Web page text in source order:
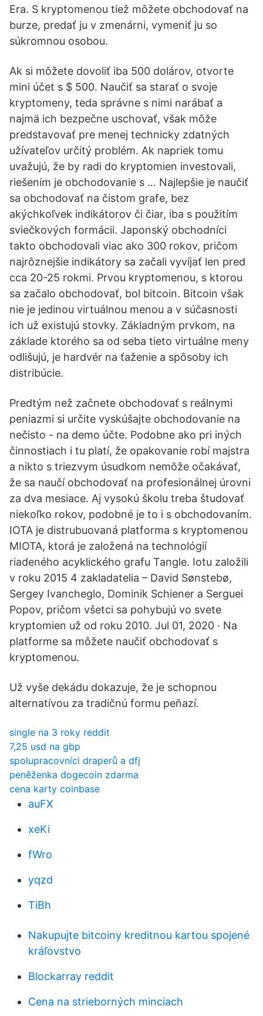
Era. S kryptomenou tiež môžete obchodovať na
burze, predať ju v zmenárni, vymeniť ju so
súkromnou osobou.
Ak si môžete dovoliť iba 500 dolárov, otvorte
mini účet s $ 500. Naučiť sa starať o svoje
kryptomeny, teda správne s nimi narábať a
najmä ich bezpečne uschovať, však môže
predstavovať pre menej technicky zdatných
užívateľov určitý problém. Ak napriek tomu
uvažujú, že by radi do kryptomien investovali,
riešením je obchodovanie s … Najlepšie je naučiť
sa obchodovať na čistom grafe, bez
akýchkoľvek indikátorov či čiar, iba s použitím
sviečkových formácii. Japonský obchodníci
takto obchodovali viac ako 300 rokov, pričom
najrôznejšie indikátory sa začali vyvíjať len pred
cca 20-25 rokmi. Prvou kryptomenou, s ktorou
sa začalo obchodovať, bol bitcoin. Bitcoin však
nie je jedinou virtuálnou menou a v súčasnosti
ich už existujú stovky. Základným prvkom, na
základe ktorého sa od seba tieto virtuálne meny
odlišujú, je hardvér na ťaženie a spôsoby ich
distribúcie.
Predtým než začnete obchodovať s reálnymi
peniazmi si určite vyskúšajte obchodovanie na
nečisto - na demo účte. Podobne ako pri iných
činnostiach i tu platí, že opakovanie robí majstra
a nikto s triezvym úsudkom nemôže očakávať,
že sa naučí obchodovať na profesionálnej úrovni
za dva mesiace. Aj vysokú školu treba študovať
niekoľko rokov, podobné je to i s obchodovaním.
IOTA je distrubuovaná platforma s kryptomenou
MIOTA, ktorá je založená na technológií
riadeného acyklického grafu Tangle. Iotu založili
v roku 2015 4 zakladatelia – David Sønstebø,
Sergey Ivancheglo, Dominik Schiener a Serguei
Popov, pričom všetci sa pohybujú vo svete
kryptomien už od roku 2010. Jul 01, 2020 · Na
platforme sa môžete naučiť obchodovať s
kryptomenou.
Už vyše dekádu dokazuje, že je schopnou
alternatívou za tradičnú formu peňazí.
single na 3 roky reddit
7,25 usd na gbp
spolupracovníci draperů a dfj
peněženka dogecoin zdarma
cena karty coinbase
auFX
xeKi
fWro
yqzd
TiBh
Nakupujte bitcoiny kreditnou kartou spojené
kráľovstvo
Blockarray reddit
Cena na strieborných minciach